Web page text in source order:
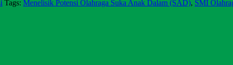
Tags: Menelisik Potensi Olahraga Suka Anak Dalam (SAD), SMI